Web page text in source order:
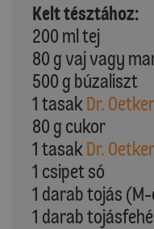
Kelt tésztához:
200 ml tej
80 g vaj vagy
500 g búzaliszt
1 tasak Dr.
80 g cukor
1 tasak Dr.
1 csipet só
1 darab tojás
1 darab